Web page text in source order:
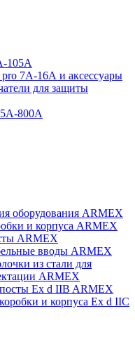
105А
7А-16А и аксессуары
для защиты
800А
оборудования ARMEX
и корпуса ARMEX
ARMEX
вводы ARMEX
из стали для
ARMEX
Ex d IIB ARMEX
и корпуса Ex d IIС